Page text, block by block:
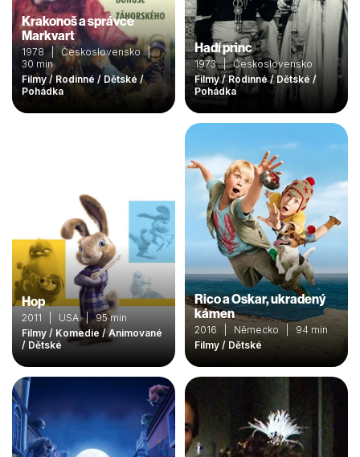
Krakonoš a správce
Markvart
1978 | Československo |
30 min
Filmy / Rodinné / Dětské /
Pohádka
Hadí princ
1973 | Československo
Filmy / Rodinné / Dětské /
Pohádka
Hop
2011 | USA | 95 min
Filmy / Komedie / Animované
/ Dětské
Rico a Oskar, ukradený
kámen
2016 | Německo | 94 min
Filmy / Dětské